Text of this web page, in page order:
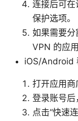
连接后可
保护选项。
如果需要
VPN 的应用
iOS/Android
打开应用商
登录账号后
点击“快速